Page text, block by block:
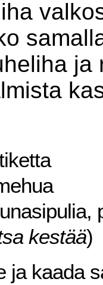
ja
kestää)
ja kaada